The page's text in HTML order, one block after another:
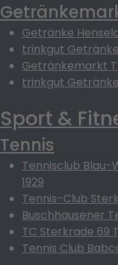
Getränke
trinkgut
Getränkemarkt
trinkgut
Sport &
Tennis
Tennisclub Blau-
1929
Tennis-Club
Buschhausener
TC Sterkrade 69
Tennis Club